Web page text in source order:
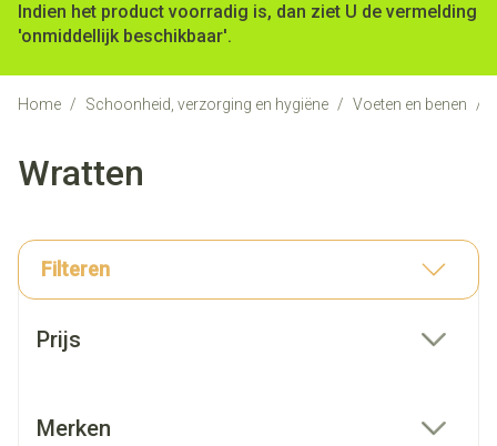
Indien het product voorradig is, dan ziet U de vermelding
'onmiddellijk beschikbaar'.
Home / Schoonheid, verzorging en hygiëne / Voeten en benen /
Wratten
Filteren
Prijs
Merken